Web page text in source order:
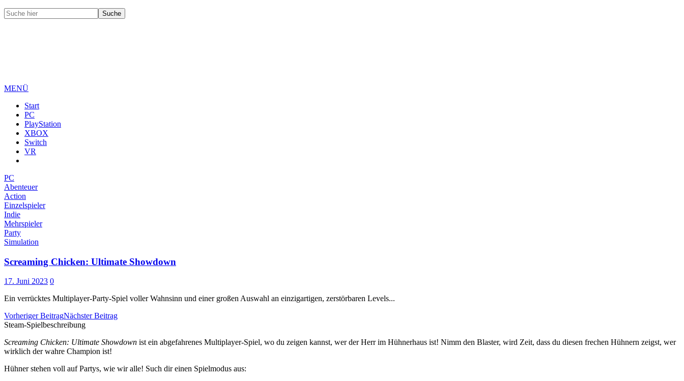
MENÜ
Start
PC
PlayStation
XBOX
Switch
VR
PC
Abenteuer
Action
Einzelspieler
Indie
Mehrspieler
Party
Simulation
Screaming Chicken: Ultimate Showdown
17. Juni 2023 0
Ein verrücktes Multiplayer-Party-Spiel voller Wahnsinn und einer großen Auswahl an einzigartigen, zerstörbaren Levels...
Vorheriger BeitragNächster Beitrag
Steam-Spielbeschreibung
Screaming Chicken: Ultimate Showdown ist ein abgefahrenes Multiplayer-Spiel, wo du zeigen kannst, wer der Herr im Hühnerhaus ist! Nimm den Blaster, wird Zeit, dass du diesen frechen Hühnern zeigst, wer
wirklich der wahre Champion ist!
Hühner stehen voll auf Partys, wie wir alle! Such dir einen Spielmodus aus: